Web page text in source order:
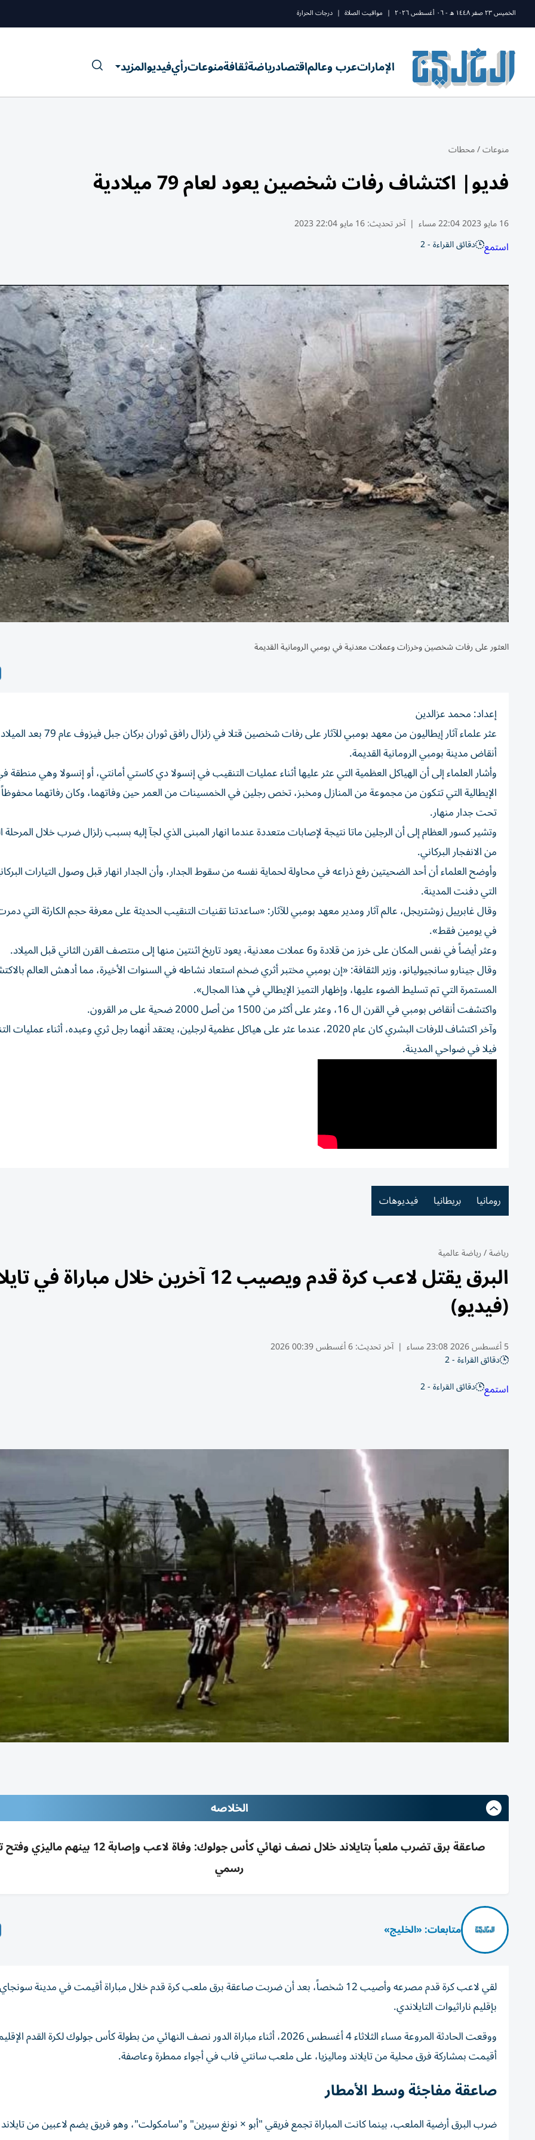
الخميس ٢٣ صفر ١٤٤٨ ه - ٠٦ أغسطس ٢٠٢٦ | مواقيت الصلاة | درجات الحرارة
الإماراتعرب وعالماقتصادرياضةثقافةمنوعاترأيفيديوالمزيد
منوعات/محطات
فديو| اكتشاف رفات شخصين يعود لعام 79 ميلادية
16 مايو 2023 22:04 مساء | آخر تحديث:16 مايو 22:04 2023
استمع دقائق القراءة - 2
العثور على رفات شخصين وخرزات وعملات معدنية في بومبي الرومانية القديمة
إعداد: محمد عزالدين
عثر علماء آثار إيطاليون من معهد بومبي للآثار على رفات شخصين قتلا في زلزال رافق
أنقاض مدينة بومبي الرومانية القديمة.
وأشار العلماء إلى أن الهياكل العظمية التي عثر عليها أثناء عمليات التنقيب في إنسولا دي كاستي أمانتي، أو إنسولا وهي منطقة
الإيطالية التي تتكون من مجموعة من المنازل ومخبز، تخص رجلين في الخمسينات من العمر حين وفاتهما، وكان رفاتهما
تحت جدار منهار.
وتشير كسور العظام إلى أن الرجلين ماتا نتيجة لإصابات متعددة عندما انهار المبنى الذي لجآ إليه بسبب زلزال ضرب خلال المرحلة
من الانفجار البركاني.
وأوضح العلماء أن أحد الضحيتين رفع ذراعه في محاولة لحماية نفسه من سقوط الجدار، وأن الجدار انهار قبل وصول التيارات
التي دفنت المدينة.
وقال غابرييل زوشتريجل، عالم آثار ومدير معهد بومبي للآثار: «ساعدتنا تقنيات التنقيب الحديثة على معرفة حجم الكارثة التي
في يومين فقط».
وعثر أيضاً في نفس المكان على خرز من قلادة و6 عملات معدنية، يعود تاريخ اثنتين منها إلى منتصف القرن الثاني قبل الميلاد.
وقال جينارو سانجيوليانو، وزير الثقافة: «إن بومبي مختبر أثري ضخم استعاد نشاطه في السنوات الأخيرة، مما أدهش العالم
المستمرة التي تم تسليط الضوء عليها، وإظهار التميز الإيطالي في هذا المجال».
واكتشفت أنقاض بومبي في القرن ال 16، وعثر على أكثر من 1500 من أصل 2000 ضحية على مر القرون.
وآخر اكتشاف للرفات البشري كان عام 2020، عندما عثر على هياكل عظمية لرجلين، يعتقد أنهما رجل ثري وعبده، أثناء
فيلا في ضواحي المدينة.
رومانيا بريطانيا فيديوهات
رياضة/رياضة عالمية
البرق يقتل لاعب كرة قدم ويصيب 12 آخرين خلال مباراة في
(فيديو)
5 أغسطس 2026 23:08 مساء | آخر تحديث:6 أغسطس 00:39 2026
دقائق القراءة - 2
استمع دقائق القراءة - 2
الخلاصه
صاعقة برق تضرب ملعباً بتايلاند خلال نصف نهائي كأس جولوك: وفاة لاعب وإصابة
رسمي
متابعات: «الخليج»
لقي لاعب كرة قدم مصرعه وأصيب 12 شخصاً، بعد أن ضربت صاعقة برق ملعب كرة قدم خلال مباراة أقيمت في مدينة
بإقليم ناراثيوات التايلاندي.
ووقعت الحادثة المروعة مساء الثلاثاء 4 أغسطس 2026، أثناء مباراة الدور نصف النهائي من بطولة كأس جولوك لكرة القدم
أقيمت بمشاركة فرق محلية من تايلاند وماليزيا، على ملعب سانتي فاب في أجواء ممطرة وعاصفة.
صاعقة مفاجئة وسط الأمطار
ضرب البرق أرضية الملعب، بينما كانت المباراة تجمع فريقي "أبو × نونغ سيرين" و"سامكولت"، وهو فريق يضم لاعبين من تايلاند